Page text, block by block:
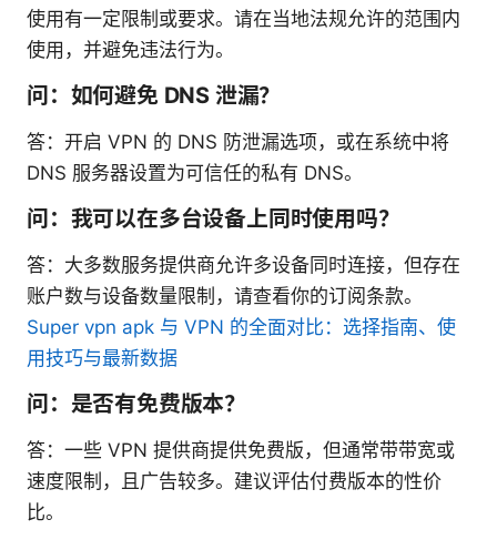
使用有一定限制或要求。请在当地法规允许的范围内
使用，并避免违法行为。
问：如何避免 DNS 泄漏？
答：开启 VPN 的 DNS 防泄漏选项，或在系统中将
DNS 服务器设置为可信任的私有 DNS。
问：我可以在多台设备上同时使用吗？
答：大多数服务提供商允许多设备同时连接，但存在
账户数与设备数量限制，请查看你的订阅条款。
Super vpn apk 与 VPN 的全面对比：选择指南、使
用技巧与最新数据
问：是否有免费版本？
答：一些 VPN 提供商提供免费版，但通常带带宽或
速度限制，且广告较多。建议评估付费版本的性价
比。